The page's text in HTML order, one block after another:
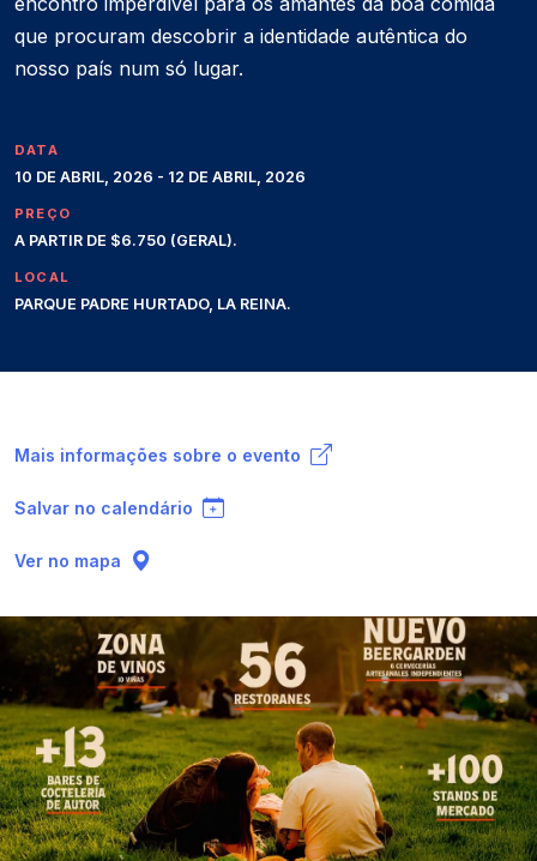
que procuram descobrir a identidade autêntica do
nosso país num só lugar.
DATA
10 DE ABRIL, 2026 - 12 DE ABRIL, 2026
PREÇO
A PARTIR DE $6.750 (GERAL).
LOCAL
PARQUE PADRE HURTADO, LA REINA.
Mais informações sobre o evento
Salvar no calendário
Ver no mapa